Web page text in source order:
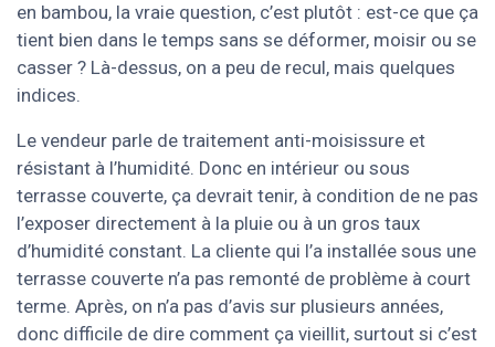
en bambou, la vraie question, c’est plutôt : est-ce que ça
tient bien dans le temps sans se déformer, moisir ou se
casser ? Là-dessus, on a peu de recul, mais quelques
indices.
Le vendeur parle de traitement anti-moisissure et
résistant à l’humidité. Donc en intérieur ou sous
terrasse couverte, ça devrait tenir, à condition de ne pas
l’exposer directement à la pluie ou à un gros taux
d’humidité constant. La cliente qui l’a installée sous une
terrasse couverte n’a pas remonté de problème à court
terme. Après, on n’a pas d’avis sur plusieurs années,
donc difficile de dire comment ça vieillit, surtout si c’est